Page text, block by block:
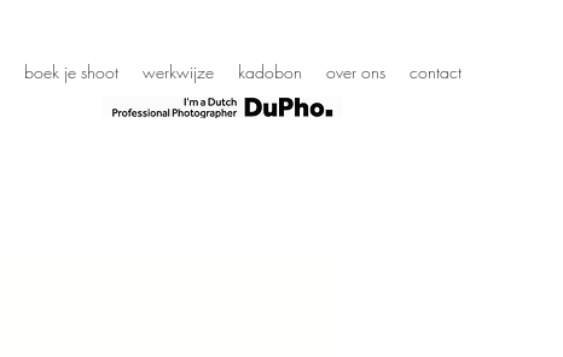
boek je shoot werkwijze kadobon over ons contact